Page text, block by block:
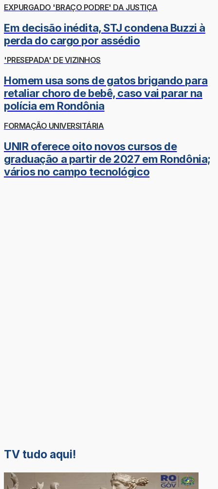
EXPURGADO 'BRAÇO PODRE' DA JUSTIÇA
Em decisão inédita, STJ condena Buzzi à
perda do cargo por assédio
'PRESEPADA' DE VIZINHOS
Homem usa sons de gatos brigando para
retaliar choro de bebê, caso vai parar na
polícia em Rondônia
FORMAÇÃO UNIVERSITÁRIA
UNIR oferece oito novos cursos de
graduação a partir de 2027 em Rondônia;
vários no campo tecnológico
TV tudo aqui!